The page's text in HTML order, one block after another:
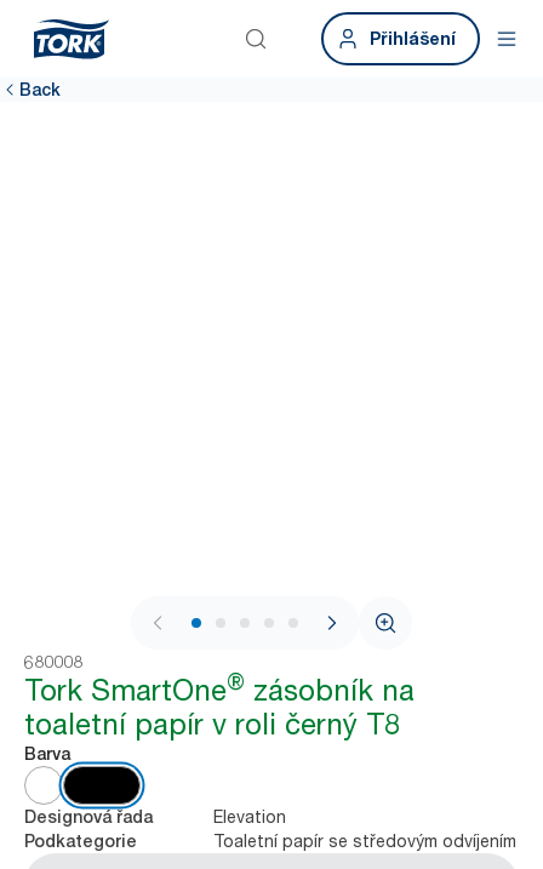
Přihlášení
Back
1 / 7
680008
Tork SmartOne® zásobník na
toaletní papír v roli černý T8
Barva
Designová řada Elevation
Podkategorie Toaletní papír se středovým odvíjením